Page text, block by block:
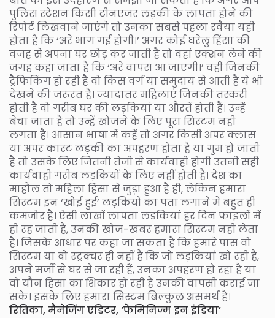
पुलिस स्टेशन किसी टीनएजर लड़की के लापता होने की
रिपोर्ट लिखवाने जाएंगे तो उनका सबसे पहला रवैया यही
होता है कि ‘अरे भाग गई होगी।’ अगर कोई घरेलु हिंसा की
वजह से अपना घर छोड़ कर जाती है तो वहां एक्शन लेने की
जगह कहा जाता है कि ‘अरे वापस आ जाएगी।’ वहीं जिनकी
ट्रैफिकिंग हो रही है वो किस वर्ग या समुदाय से आती है ये भी
देखने की जरूरत है। ज्यादातर महिलाएं जिनकी तस्करी
होती है वो गरीब घर की लड़कियां या औरतें होती हैं। उन्हें
बेचा जाता है तो उन्हें खोजने के लिए पूरा सिस्टम नहीं
लगता है। आसान भाषा में कहें तो अगर किसी अपर क्लास
या अपर कास्ट लड़की का अपहरण होता है या गुम हो जाती
है तो उसके लिए जितनी तेजी से कार्यवाही होगी उतनी सही
कार्यवाही गरीब लड़कियों के लिए नहीं होती है। देश का
माहौल तो महिला हिंसा से जुड़ा हुआ है ही, लेकिन हमारा
सिस्टम इन ‘खोई हुई’ लड़कियों का पता लगाने में बहुत ही
कमजोर है। ऐसी लाखों लापता लड़कियां हर दिन फाइलों में
ही रह जाती हैं, उनकी खोज-खबर हमारा सिस्टम नहीं लेता
है। जिसके आधार पर कहा जा सकता है कि हमारे पास वो
सिस्टम या वो स्ट्रक्चर ही नहीं है कि जो लड़कियां खो रही हैं,
अपने मर्जी से घर से जा रही हैं, उनका अपहरण हो रहा है या
वो यौन हिंसा का शिकार हो रही हैं उनकी वापसी कराई जा
सके। इसके लिए हमारा सिस्टम बिल्कुल असमर्थ है।
रितिका, मैनेजिंग एडिटर, ‘फेमिनिज्म इन इंडिया’